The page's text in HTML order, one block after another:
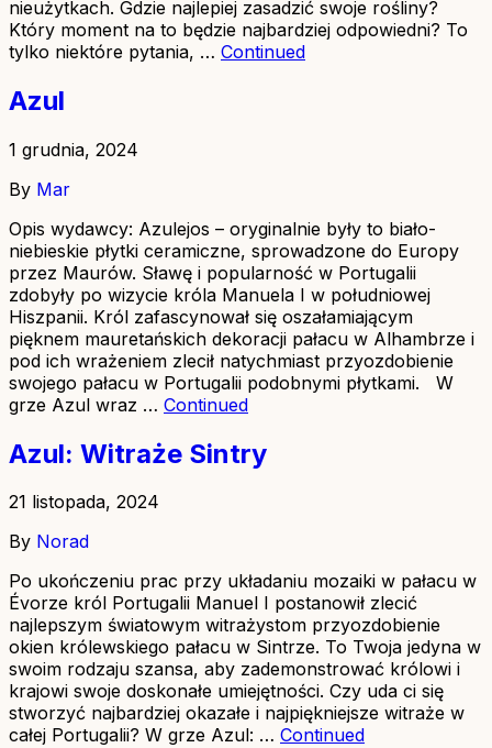
nieużytkach. Gdzie najlepiej zasadzić swoje rośliny?
Który moment na to będzie najbardziej odpowiedni? To
tylko niektóre pytania, … Continued
Azul
1 grudnia, 2024
By Mar
Opis wydawcy: Azulejos – oryginalnie były to biało-
niebieskie płytki ceramiczne, sprowadzone do Europy
przez Maurów. Sławę i popularność w Portugalii
zdobyły po wizycie króla Manuela I w południowej
Hiszpanii. Król zafascynował się oszałamiającym
pięknem mauretańskich dekoracji pałacu w Alhambrze i
pod ich wrażeniem zlecił natychmiast przyozdobienie
swojego pałacu w Portugalii podobnymi płytkami. W
grze Azul wraz … Continued
Azul: Witraże Sintry
21 listopada, 2024
By Norad
Po ukończeniu prac przy układaniu mozaiki w pałacu w
Évorze król Portugalii Manuel I postanowił zlecić
najlepszym światowym witrażystom przyozdobienie
okien królewskiego pałacu w Sintrze. To Twoja jedyna w
swoim rodzaju szansa, aby zademonstrować królowi i
krajowi swoje doskonałe umiejętności. Czy uda ci się
stworzyć najbardziej okazałe i najpiękniejsze witraże w
całej Portugalii? W grze Azul: … Continued